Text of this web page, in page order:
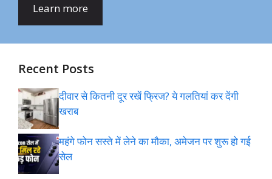
Learn more
Recent Posts
दीवार से कितनी दूर रखें फ्रिज? ये गलतियां कर देंगी
खराब
महंगे फोन सस्ते में लेने का मौका, अमेजन पर शुरू हो गई
सेल